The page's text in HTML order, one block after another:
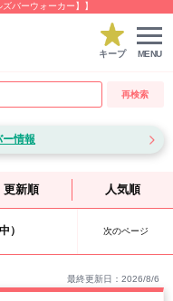
バーウォーカー】】
キープ MENU
再検索
情報
更新順 人気順
） 次のページ
最終更新日：2026/8/6